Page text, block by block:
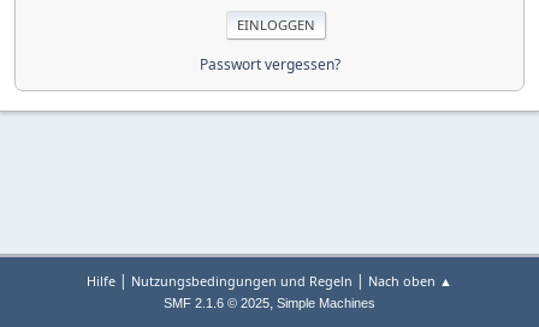
Passwort vergessen?
Hilfe | Nutzungsbedingungen und Regeln | Nach oben ▲
SMF 2.1.6 © 2025, Simple Machines